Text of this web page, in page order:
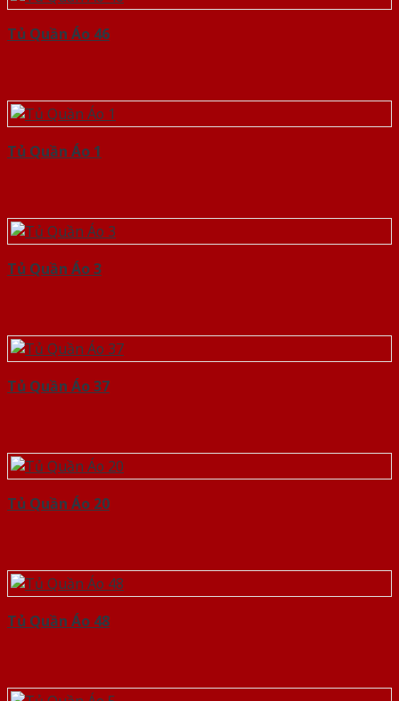
Tủ Quần Áo 46
Tủ Quần Áo 1
Tủ Quần Áo 3
Tủ Quần Áo 37
Tủ Quần Áo 20
Tủ Quần Áo 48